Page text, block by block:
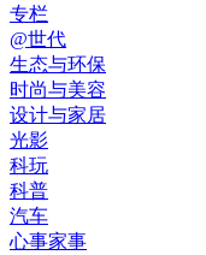
专栏
@世代
生态与环保
时尚与美容
设计与家居
光影
科玩
科普
汽车
心事家事